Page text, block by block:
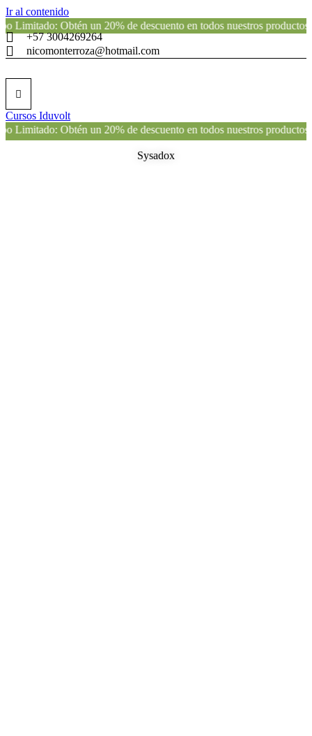
Ir al contenido
Obtén un 20% de descuento en todos nuestros productos para la
+57 3004269264
nicomonterroza@hotmail.com
Cursos Iduvolt
Obtén un 20% de descuento en todos nuestros productos para la
Sysadox